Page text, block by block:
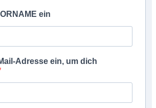
ein
Adresse ein, um dich